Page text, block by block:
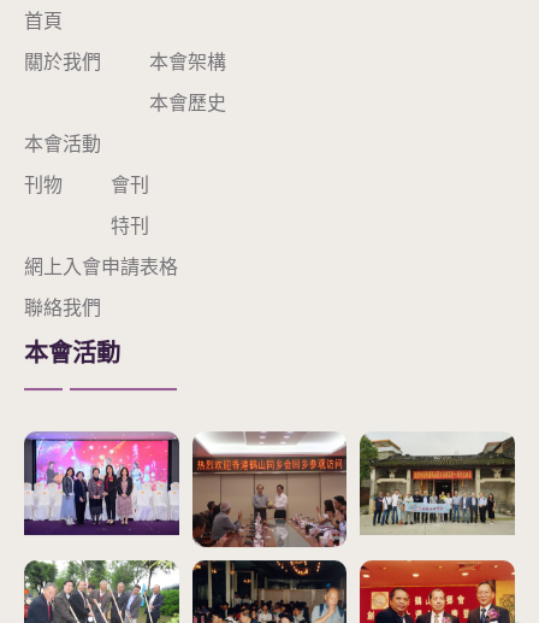
首頁
關於我們
本會架構
本會歷史
本會活動
刊物
會刊
特刊
網上入會申請表格
聯絡我們
本會活動